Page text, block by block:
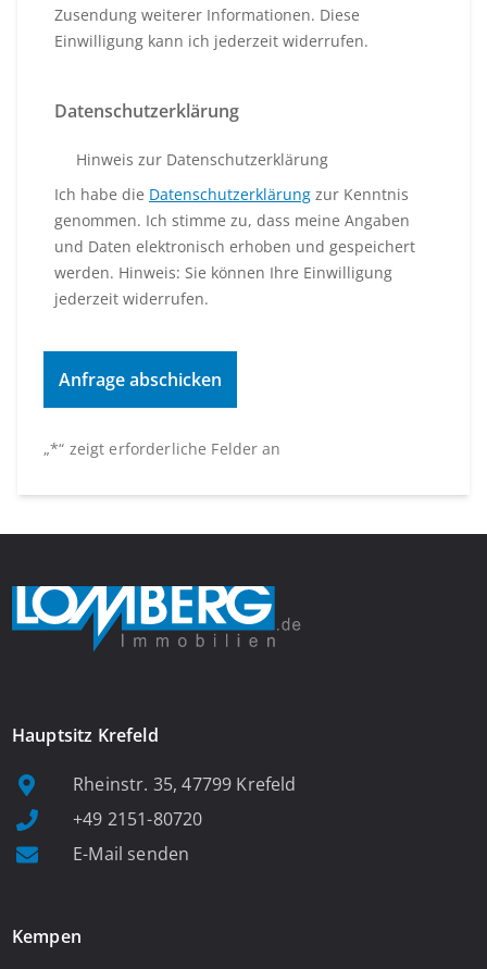
„*“ zeigt erforderliche Felder an
Zusendung weiterer Informationen. Diese
Einwilligung kann ich jederzeit widerrufen.
Datenschutzerklärung
Hinweis zur Datenschutzerklärung
Ich habe die Datenschutzerklärung zur Kenntnis
genommen. Ich stimme zu, dass meine Angaben
und Daten elektronisch erhoben und gespeichert
werden. Hinweis: Sie können Ihre Einwilligung
jederzeit widerrufen.
Hauptsitz Krefeld
Rheinstr. 35, 47799 Krefeld
+49 2151-80720
E-Mail senden
Kempen